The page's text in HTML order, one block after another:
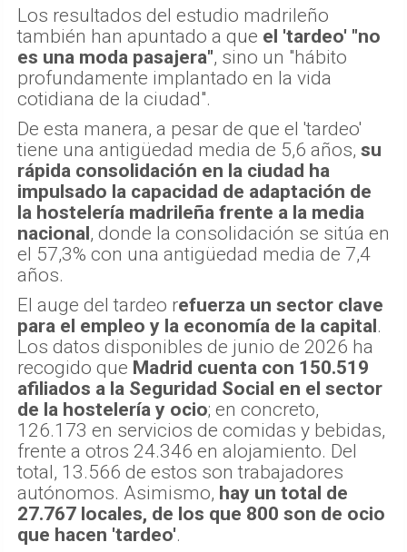
Los resultados del estudio madrileño
también han apuntado a que el 'tardeo' "no
es una moda pasajera", sino un "hábito
profundamente implantado en la vida
cotidiana de la ciudad".
De esta manera, a pesar de que el 'tardeo'
tiene una antigüedad media de 5,6 años, su
rápida consolidación en la ciudad ha
impulsado la capacidad de adaptación de
la hostelería madrileña frente a la media
nacional, donde la consolidación se sitúa en
el 57,3% con una antigüedad media de 7,4
años.
El auge del tardeo refuerza un sector clave
para el empleo y la economía de la capital.
Los datos disponibles de junio de 2026 ha
recogido que Madrid cuenta con 150.519
afiliados a la Seguridad Social en el sector
de la hostelería y ocio; en concreto,
126.173 en servicios de comidas y bebidas,
frente a otros 24.346 en alojamiento. Del
total, 13.566 de estos son trabajadores
autónomos. Asimismo, hay un total de
27.767 locales, de los que 800 son de ocio
que hacen 'tardeo'.